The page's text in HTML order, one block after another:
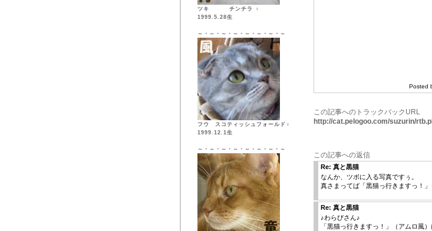
ツキ チンチラ ♀
1999.5.28生
～・～・～・～・～・～・～・～
フウ スコティッシュフォールド♀
1999.12.1生
～・～・～・～・～・～・～・～
Posted
この記事へのトラックバックURL
http://cat.pelogoo.com/suzurin/
この記事への返信
Re: 真と黒猫
なんか、ツボに入る写真ですぅ。
真さまってば「黒猫っ行きますっ！
Re: 真と黒猫
♪わらびさん♪
「黒猫っ行きますっ！」（アムロ風